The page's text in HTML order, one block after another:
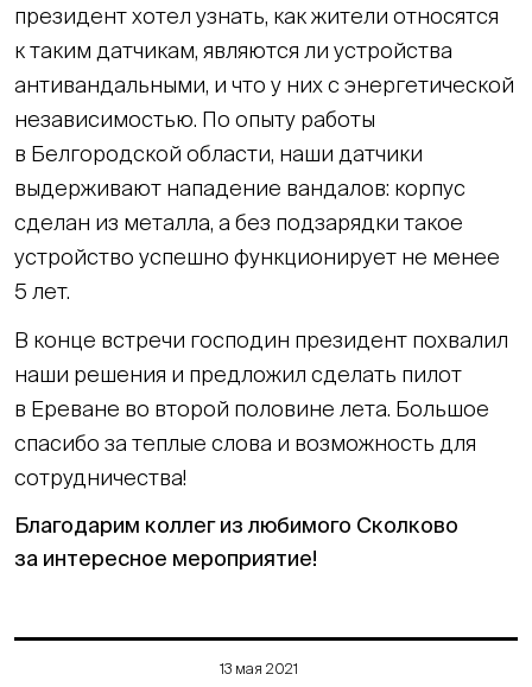
президент хотел узнать, как жители относятся
к таким датчикам, являются ли устройства
антивандальными, и что у них с энергетической
независимостью. По опыту работы
в Белгородской области, наши датчики
выдерживают нападение вандалов: корпус
сделан из металла, а без подзарядки такое
устройство успешно функционирует не менее
5 лет.
В конце встречи господин президент похвалил
наши решения и предложил сделать пилот
в Ереване во второй половине лета. Большое
спасибо за теплые слова и возможность для
сотрудничества!
Благодарим коллег из любимого Сколково
за интересное мероприятие!
13 мая 2021